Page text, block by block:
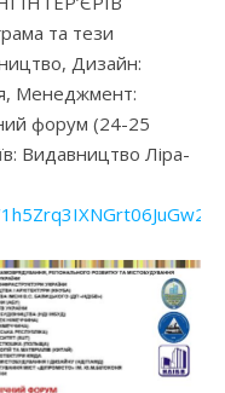
та тези
Дизайн:
Менеджмент:
форум (24-25
Видавництво Ліра-